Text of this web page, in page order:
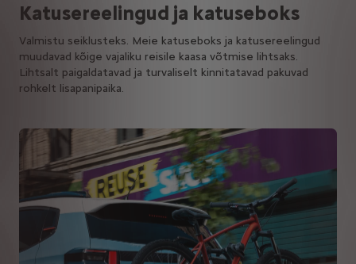
Katusereelingud ja katuseboks
Valmistu seiklusteks. Meie katuseboks ja katusereelingud
muudavad kõige vajaliku reisile kaasa võtmise lihtsaks.
Lihtsalt paigaldatavad ja turvaliselt kinnitatavad pakuvad
rohkelt lisapanipaika.